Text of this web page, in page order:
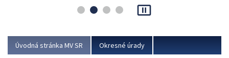
asociácie poisťovní (SLASPO) a Ministerstva vnútra SR.
Viac
pause_presentation
Úvodná stránka MV SR Okresné úrady